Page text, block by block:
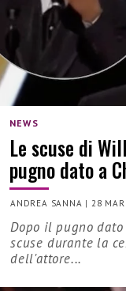
NEWS
Le scuse di
pugno dato a
ANDREA SANNA | 28
Dopo il pugno
scuse durante la
dell'attore...